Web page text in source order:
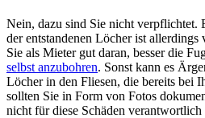
Nein, dazu sind Sie nicht verpflichtet.
der entstandenen Löcher ist allerdings
Sie als Mieter gut daran, besser die
selbst anzubohren. Sonst kann es
Löcher in den Fliesen, die bereits bei
sollten Sie in Form von Fotos
nicht für diese Schäden verantwortlich